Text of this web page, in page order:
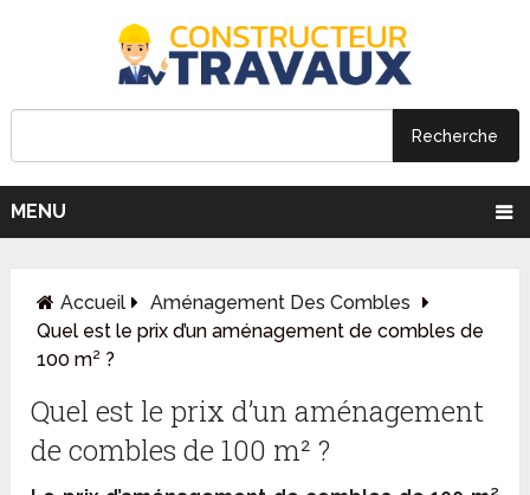
MENU
Accueil
Aménagement Des Combles
Quel est le prix d’un aménagement de combles de
100 m² ?
Quel est le prix d’un aménagement
de combles de 100 m² ?